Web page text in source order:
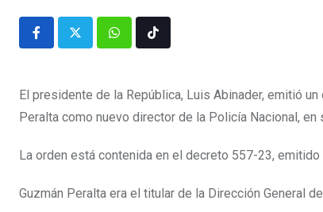
El presidente de la República, Luis Abinader, emitió
Peralta como nuevo director de la Policía Nacional,
La orden está contenida en el decreto 557-23,
Guzmán Peralta era el titular de la Dirección General